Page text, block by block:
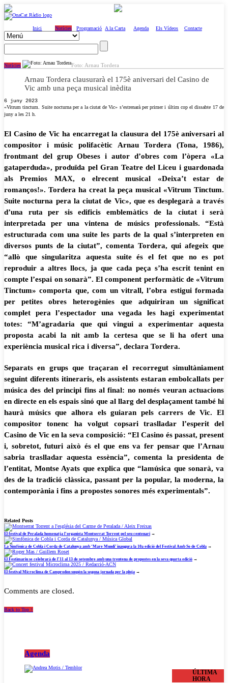
Inici Notícies Programació A la Carta Agenda Els Vídeos Contacte
Notícies Foto: Arnau Tordera
Arnau Tordera clausurarà el 175è aniversari del Casino de
Vic amb una peça musical inèdita
6 juny 2023
«Vitrum tinctum. Suite nocturna per a la ciutat de Vic» s’estrenarà per primer i últim cop el dissabte 17 de
juny a les 21 h.
El Casino de Vic ha encarregat la clausura del 175è aniversari al
compositor i músic polifacètic Arnau Tordera (Tona, 1986),
frontmant del grup Obeses i autor d’obres com l’òpera «La
gataperduda», produïda pel Gran Teatre del Liceu i guardonada
als Premios MAX, o elrecent musical «Deixa’t estar de
romanços!». Tordera ha creat la peça musical «Vitrum Tinctum.
Suite nocturna pera la ciutat de Vic», que es desplegarà a través
d’una ruta per sis edificis emblemàtics de la ciutat i serà
interpretada per una vintena de músics professionals. “Està
estructurada com una suite les parts de la qual s’interpreten en
diversos punts de la ciutat”, comenta Tordera, qui afegeix que
“allò que singularitza aquesta suite és el fet que no es pot
reproduir a altres llocs, ja que cada peça s’ha escrit tenint en
compte l’espai on sonarà”. El component performàtic de «Vitrum
Tinctum» comporta que, com un vitrall, l’obra estigui formada
per petites obres heterogènies que adquiriran un significat
complet pera l’espectador una vegada les hagi experimentat
totes: “M’agradaria que qui vingui a experimentar aquesta
proposta acabi la nit amb la certesa que se li ha ofert una
experiència musical rica i diversa”, declara Tordera.
Separats en grups que traçaran el recorregut simultàniament
seguint diferents itineraris, els assistents estaran embolcallats per
música des del principi fins al final: no només veuran actuacions
en directe en els espais sinó que al llarg del desplaçament també hi
haurà músics que alhora els guiaran pels carrers de Vic. El
compositor tonenc ha volgut copsari traslladar l’esperit del
Casino de Vic en la seva composició: “El Casino és passat, present
i, sobretot, futuri això és el que ens va fer pensar que l’Arnau
sabria traslladar aquesta essència”, comenta la presidenta de
l’entitat, Montse Ayats que explica que “lamúsica que sonarà, va
des de la tradició clàssica, passant per la popular, la moderna, la
contemporània i fins a propostes sonores més experimentals”.
Related Posts
El festival de Peralada homenatja l’organista Montserrat Torrent pel seu centenari →
La Simfònica de Cobla i Corda de Catalunya amb ‘Mare Mundi’ inaugura la 10a edició del Festival Amb So de Cobla →
El Festimariu se celebrarà de l’11 al 13 de setembre amb una trentena de propostes en la seva quarta edició →
El festival Microclima de Camprodon suspèn la segona jornada per la pluja →
Comments are closed.
Back to Top ↑
Agenda
ÚLTIMA
HORA